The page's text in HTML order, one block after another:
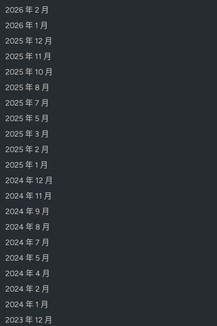
2026 年 2 月
2026 年 1 月
2025 年 12 月
2025 年 11 月
2025 年 10 月
2025 年 8 月
2025 年 7 月
2025 年 5 月
2025 年 3 月
2025 年 2 月
2025 年 1 月
2024 年 12 月
2024 年 11 月
2024 年 9 月
2024 年 8 月
2024 年 7 月
2024 年 5 月
2024 年 4 月
2024 年 2 月
2024 年 1 月
2023 年 12 月